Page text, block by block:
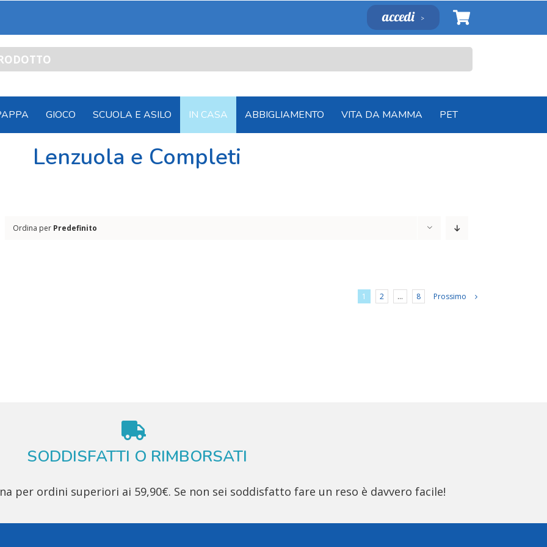
accedi
GIOCO SCUOLA E ASILO IN CASA ABBIGLIAMENTO VITA DA MAMMA PET
Lenzuola e Completi
Ordina per Predefinito
1 2 … 8 Prossimo
SODDISFATTI O RIMBORSATI
per ordini superiori ai 59,90€. Se non sei soddisfatto fare un reso è davvero facile!